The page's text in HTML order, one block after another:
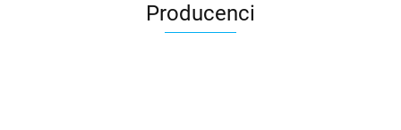
Producenci